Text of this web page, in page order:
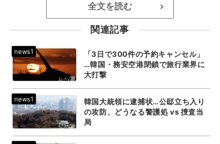
全文を読む >
関連記事
「3日で300件の予約キャンセル」
…韓国・務安空港閉鎖で旅行業界に
大打撃
韓国大統領に逮捕状…公邸立ち入り
の攻防、どうなる警護処 vs 捜査当
局